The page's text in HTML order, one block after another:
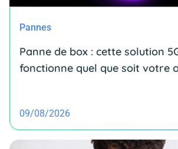
Pannes
Panne de box : cette solution
fonctionne quel que soit votre
09/08/2026